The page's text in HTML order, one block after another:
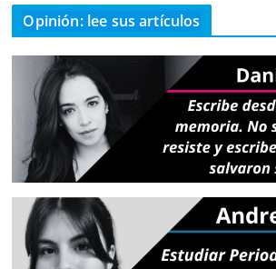
Opinión: lee sus artículos